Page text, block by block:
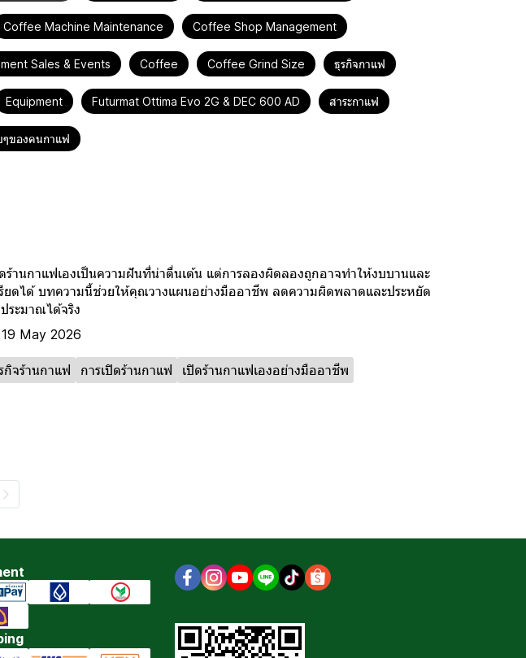
Coffee Machine Maintenance Coffee Shop Management
Sales & Events Coffee Coffee Grind Size ธุรกิจกาแฟ
Equipment Futurmat Ottima Evo 2G & DEC 600 AD สาระกาแฟ
ๆของคนกาแฟ
ร้านกาแฟเองเป็นความฝันที่น่าตื่นเต้น แต่การลองผิดลองถูกอาจทำให้งบบานและ
ยดได้ บทความนี้ช่วยให้คุณวางแผนอย่างมืออาชีพ ลดความผิดพลาดและประหยัด
ระมาณได้จริง
19 May 2026
กิจร้านกาแฟ การเปิดร้านกาแฟ เปิดร้านกาแฟเองอย่างมืออาชีพ